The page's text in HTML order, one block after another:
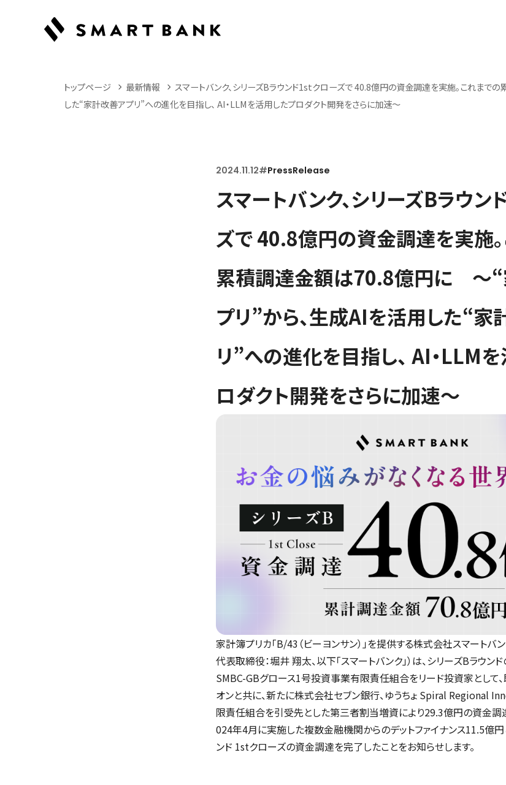
トップページ 最新情報
スマートバンク、シリーズBラウンド1stクローズで 40.8億円の資金調達を実施。これま
した“家計改善アプリ”への進化を目指し、 AI・LLMを活用したプロダクト開発をさらに加速〜
2024.11.12#PressRelease
スマートバンク、シリーズBラウン
ズで 40.8億円の資金調達を実施
累積調達金額は70.8億円に 〜“
プリ”から、生成AIを活用した“家
リ”への進化を目指し、 AI・LLM
ロダクト開発をさらに加速〜
家計簿プリカ「B/43（ビーヨンサン）」を提供する株式会社スマートバ
代表取締役：堀井 翔太、以下「スマートバンク」）は、シリーズBラウン
SMBC-GBグロース1号投資事業有限責任組合をリード投資家として
オンと共に、新たに株式会社セブン銀行、ゆうちょ Spiral Regional
限責任組合を引受先とした第三者割当増資により29.3億円の資金調
024年4月に実施した複数金融機関からのデットファイナンス11.5億円
ンド 1stクローズの資金調達を完了したことをお知らせします。